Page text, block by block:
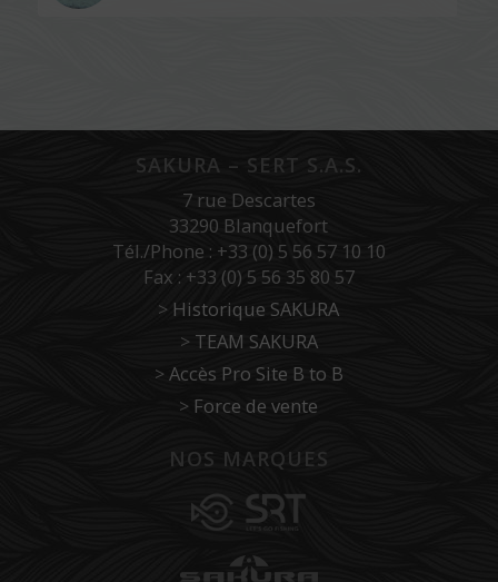
SAKURA – SERT S.A.S.
7 rue Descartes
33290 Blanquefort
Tél./Phone : +33 (0) 5 56 57 10 10
Fax : +33 (0) 5 56 35 80 57
> Historique SAKURA
> TEAM SAKURA
> Accès Pro Site B to B
> Force de vente
NOS MARQUES